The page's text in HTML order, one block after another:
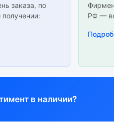
заказа, по
РФ —
в наличии?